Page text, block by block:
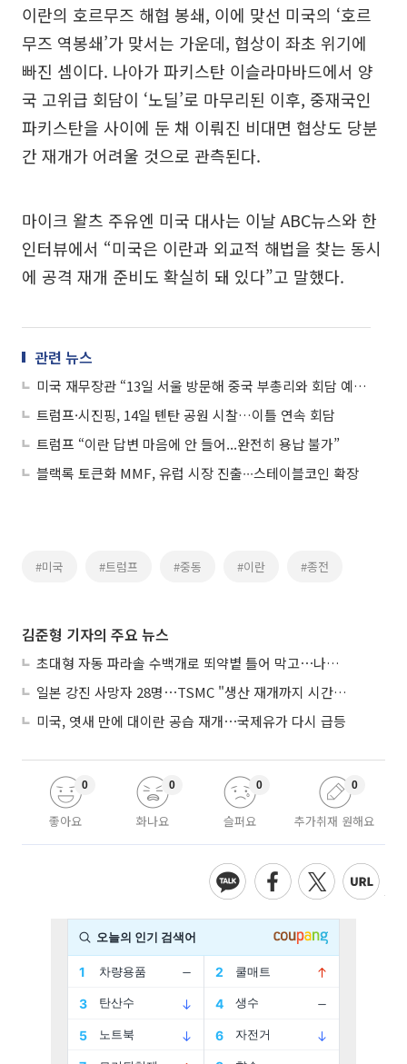
이란의 호르무즈 해협 봉쇄, 이에 맞선 미국의 ‘호르
무즈 역봉쇄’가 맞서는 가운데, 협상이 좌초 위기에
빠진 셈이다. 나아가 파키스탄 이슬라마바드에서 양
국 고위급 회담이 ‘노딜’로 마무리된 이후, 중재국인
파키스탄을 사이에 둔 채 이뤄진 비대면 협상도 당분
간 재개가 어려울 것으로 관측된다.
마이크 왈츠 주유엔 미국 대사는 이날 ABC뉴스와 한
인터뷰에서 “미국은 이란과 외교적 해법을 찾는 동시
에 공격 재개 준비도 확실히 돼 있다”고 말했다.
관련 뉴스
미국 재무장관 “13일 서울 방문해 중국 부총리와 회담 예정”
트럼프·시진핑, 14일 톈탄 공원 시찰…이틀 연속 회담
트럼프 “이란 답변 마음에 안 들어...완전히 용납 불가”
블랙록 토큰화 MMF, 유럽 시장 진출∙∙∙스테이블코인 확장
#미국 #트럼프 #중동 #이란 #종전
김준형 기자의 주요 뉴스
초대형 자동 파라솔 수백개로 뙤약볕 틀어 막고⋯나라별 폭염 생존법
일본 강진 사망자 28명⋯TSMC "생산 재개까지 시간 필요해"
미국, 엿새 만에 대이란 공습 재개⋯국제유가 다시 급등
좋아요
0
화나요
0
슬퍼요
0
추가취재 원해요
0